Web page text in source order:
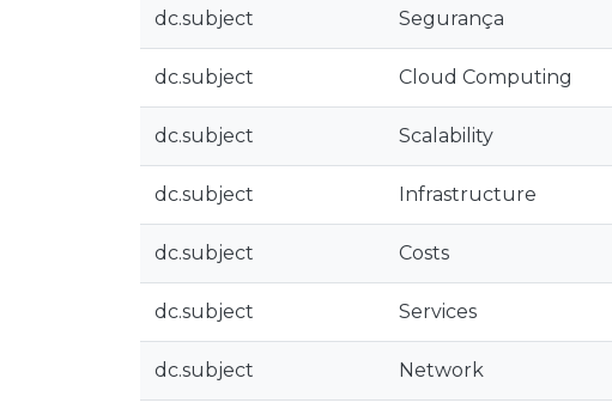
dc.subject Segurança
dc.subject Cloud Computing
dc.subject Scalability
dc.subject Infrastructure
dc.subject Costs
dc.subject Services
dc.subject Network